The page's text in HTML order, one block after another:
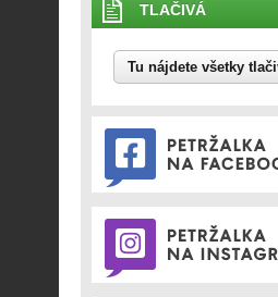
TLAČIVÁ
Tu nájdete všetky